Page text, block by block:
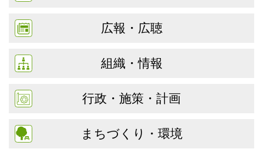
広報・広聴
組織・情報
行政・施策・計画
まちづくり・環境